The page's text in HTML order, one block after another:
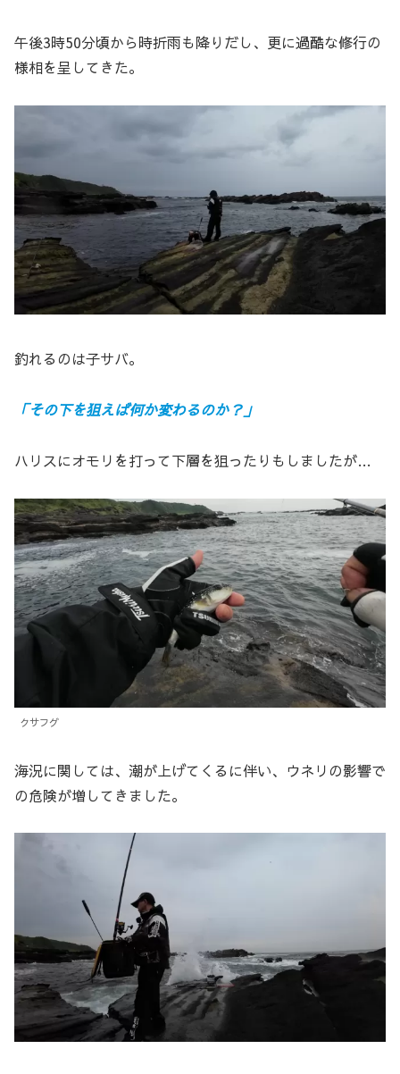
午後3時50分頃から時折雨も降りだし、更に過酷な修行の
様相を呈してきた。
釣れるのは子サバ。
「その下を狙えば何か変わるのか？」
ハリスにオモリを打って下層を狙ったりもしましたが…
クサフグ
海況に関しては、潮が上げてくるに伴い、ウネリの影響で
の危険が増してきました。